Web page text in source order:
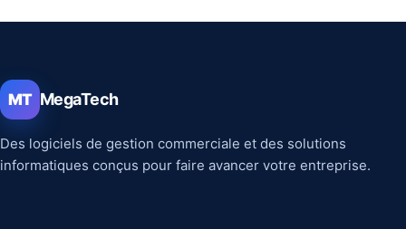
MT MegaTech
Des logiciels de gestion commerciale et des solutions
informatiques conçus pour faire avancer votre entreprise.